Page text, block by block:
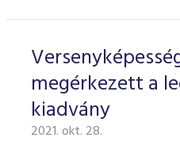
megérkezett a
kiadvány
2021. okt. 28.